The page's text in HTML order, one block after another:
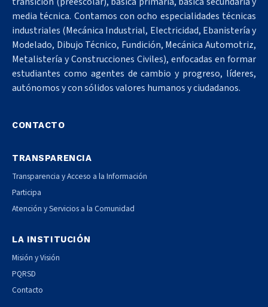
media técnica. Contamos con ocho especialidades técnicas
industriales (Mecánica Industrial, Electricidad, Ebanistería y
Modelado, Dibujo Técnico, Fundición, Mecánica Automotriz,
Metalistería y Construcciones Civiles), enfocadas en formar
estudiantes como agentes de cambio y progreso, líderes,
autónomos y con sólidos valores humanos y ciudadanos.
CONTACTO
TRANSPARENCIA
Transparencia y Acceso a la Información
Participa
Atención y Servicios a la Comunidad
LA INSTITUCIÓN
Misión y Visión
PQRSD
Contacto